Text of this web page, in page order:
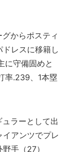
からポスティ
レスに移籍し
に守備固めと
率.239、1本塁
ラーとして出
アンツでプレ
手（27）